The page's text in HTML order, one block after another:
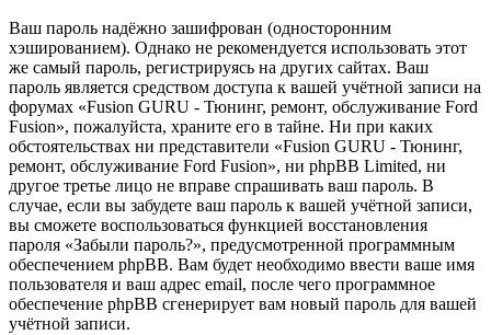
Ваш пароль надёжно зашифрован (односторонним
хэшированием). Однако не рекомендуется использовать этот
же самый пароль, регистрируясь на других сайтах. Ваш
пароль является средством доступа к вашей учётной записи на
форумах «Fusion GURU - Тюнинг, ремонт, обслуживание Ford
Fusion», пожалуйста, храните его в тайне. Ни при каких
обстоятельствах ни представители «Fusion GURU - Тюнинг,
ремонт, обслуживание Ford Fusion», ни phpBB Limited, ни
другое третье лицо не вправе спрашивать ваш пароль. В
случае, если вы забудете ваш пароль к вашей учётной записи,
вы сможете воспользоваться функцией восстановления
пароля «Забыли пароль?», предусмотренной программным
обеспечением phpBB. Вам будет необходимо ввести ваше имя
пользователя и ваш адрес email, после чего программное
обеспечение phpBB сгенерирует вам новый пароль для вашей
учётной записи.